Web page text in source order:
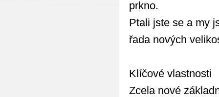
prkno.
Ptali jste se a my
řada nových
Klíčové vlastnosti
Zcela nové